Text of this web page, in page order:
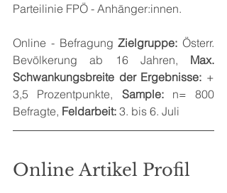
Parteilinie FPÖ - Anhänger:innen.
Online - Befragung Zielgruppe: Österr.
Bevölkerung ab 16 Jahren, Max.
Schwankungsbreite der Ergebnisse: +
3,5 Prozentpunkte, Sample: n= 800
Befragte, Feldarbeit: 3. bis 6. Juli
Online Artikel Profil